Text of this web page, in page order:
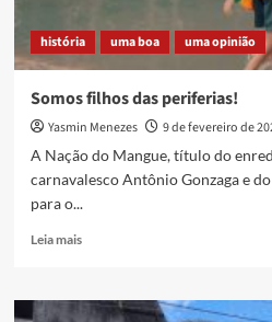
história uma boa uma opinião
Somos filhos das periferias!
Yasmin Menezes 9 de fevereiro de
A Nação do Mangue, título do
carnavalesco Antônio Gonzaga e
para o...
Leia maisRead
Somos